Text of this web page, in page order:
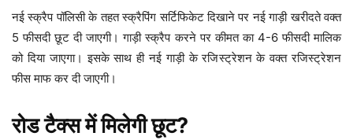
नई स्क्रैप पॉलिसी के तहत स्क्रैपिंग सर्टिफिकेट दिखाने पर नई गाड़ी खरीदते वक्त
5 फीसदी छूट दी जाएगी। गाड़ी स्क्रैप करने पर कीमत का 4-6 फीसदी मालिक
को दिया जाएगा। इसके साथ ही नई गाड़ी के रजिस्ट्रेशन के वक्त रजिस्ट्रेशन
फीस माफ कर दी जाएगी।
रोड टैक्स में मिलेगी छूट?